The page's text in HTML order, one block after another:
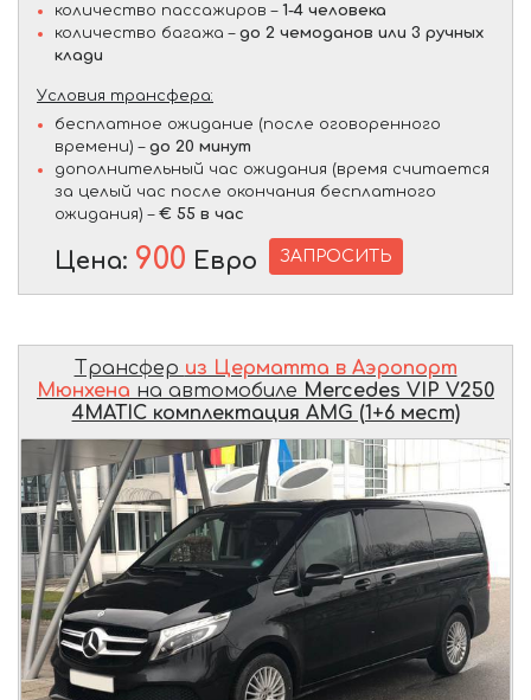
количество пассажиров – 1-4 человека
количество багажа – до 2 чемоданов или 3 ручных
клади
Условия трансфера:
бесплатное ожидание (после оговоренного
времени) – до 20 минут
дополнительный час ожидания (время считается
за целый час после окончания бесплатного
ожидания) – € 55 в час
Цена: 900 Евро ЗАПРОСИТЬ
Трансфер из Церматта в Аэропорт
Мюнхена на автомобиле Mercedes VIP V250
4MATIC комплектация AMG (1+6 мест)